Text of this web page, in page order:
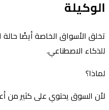
الوكيلة
تخلق الأسواق الخاصة أيضًا حالة
للذكاء الاصطناعي.
لماذا؟
لأن السوق يحتوي على كثير من